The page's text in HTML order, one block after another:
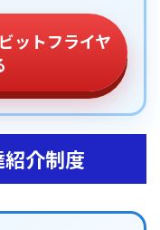
ットフライヤ
介制度